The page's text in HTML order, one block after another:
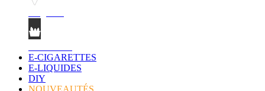
E-CIGARETTES
E-LIQUIDES
DIY
NOUVEAUTÉS